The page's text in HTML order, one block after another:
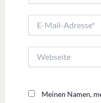
Mail-
Meinen Namen,